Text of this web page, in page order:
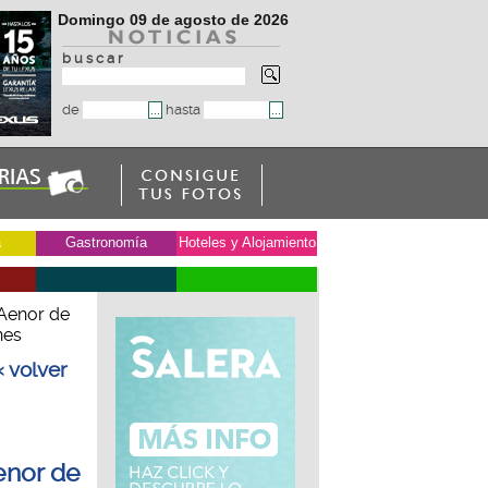
Domingo 09 de agosto de 2026
b u s c a r
de hasta
Gastronomía Hoteles y Alojamiento
de
volver
de